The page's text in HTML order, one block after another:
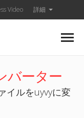
Video 詳細
バーター
イルをuyvyに変